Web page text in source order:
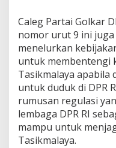
Caleg Partai Golkar
nomor urut 9 ini
menelurkan
untuk membentengi
Tasikmalaya apabila
untuk duduk di DPR
rumusan regulasi
lembaga DPR RI
mampu untuk
Tasikmalaya.